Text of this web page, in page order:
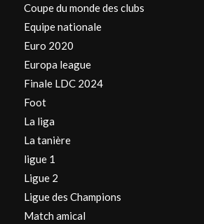
Coupe du monde des clubs
Equipe nationale
Euro 2020
Europa league
Finale LDC 2024
Foot
La liga
La tanière
ligue 1
Ligue 2
Ligue des Champions
Match amical